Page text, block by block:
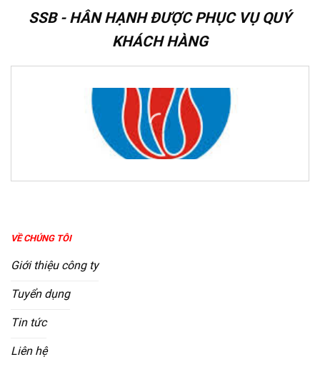
SSB - HÂN HẠNH ĐƯỢC PHỤC VỤ QUÝ
KHÁCH HÀNG
VỀ CHÚNG TÔI
Giới thiệu công ty
Tuyển dụng
Tin tức
Liên hệ